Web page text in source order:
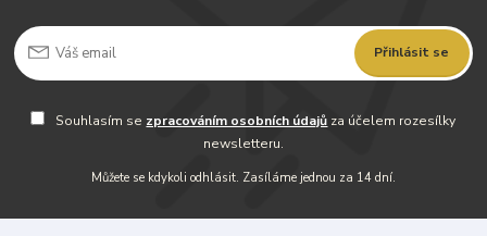
Přihlásit se
Souhlasím se zpracováním osobních údajů za účelem rozesílky
newsletteru.
Můžete se kdykoli odhlásit. Zasíláme jednou za 14 dní.